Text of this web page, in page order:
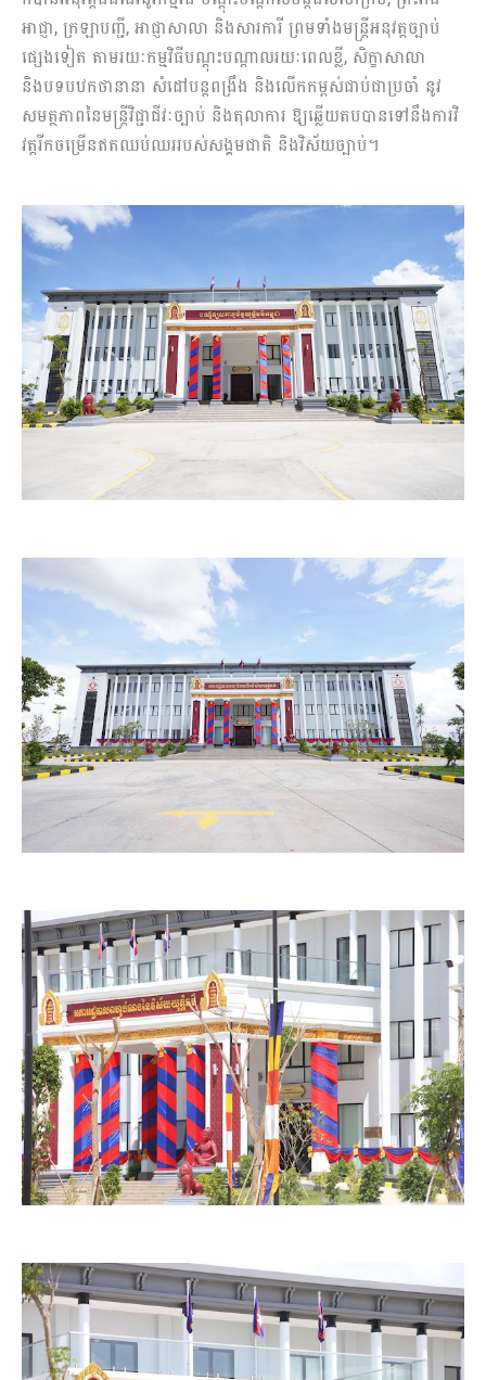
អាជ្ញា, ក្រឡាបញ្ជី, អាជ្ញាសាលា និងសារការី ព្រមទាំងមន្ត្រីអនុវត្តច្បាប់
ផ្សេងទៀត តាមរយៈកម្មវិធីបណ្តុះបណ្តាលរយៈពេលខ្លី, សិក្ខាសាលា
និងបទបឋកថានានា សំដៅបន្តពង្រឹង និងលើកកម្ពស់ជាប់ជាប្រចាំ នូវ
សមត្ថភាពនៃមន្រ្តីវិជ្ជាជីវៈច្បាប់ និងតុលាការ ឱ្យឆ្លើយតបបានទៅនឹងការវិ
វត្តរីកចម្រើនឥតឈប់ឈររបស់សង្គមជាតិ និងវិស័យច្បាប់។